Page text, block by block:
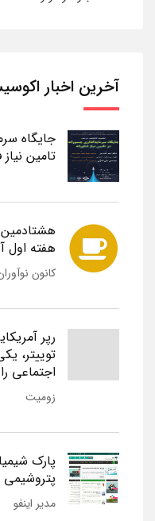
آخرین اخبار
جایگاه
تامین نیاز
هفته اول آبان 1401
کانون
رپر
توییتر،
اجتماعی
زومیت
پارک
پتروشیمی
مدیر اینفو